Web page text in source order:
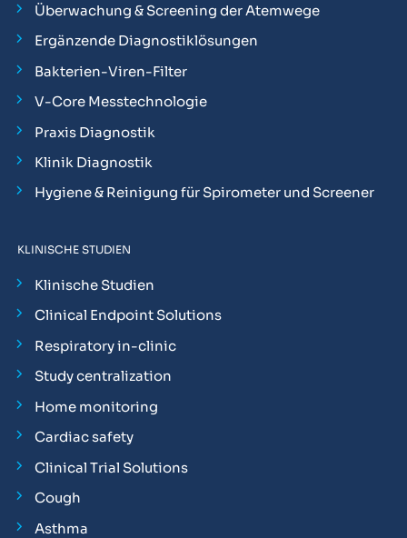
Überwachung & Screening der Atemwege
Ergänzende Diagnostiklösungen
Bakterien-Viren-Filter
V-Core Messtechnologie
Praxis Diagnostik
Klinik Diagnostik
Hygiene & Reinigung für Spirometer und Screener
KLINISCHE STUDIEN
Klinische Studien
Clinical Endpoint Solutions
Respiratory in-clinic
Study centralization
Home monitoring
Cardiac safety
Clinical Trial Solutions
Cough
Asthma